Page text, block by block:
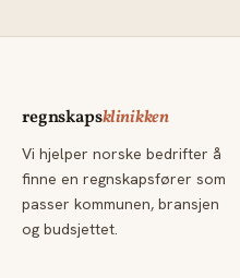
regnskapsklinikken
Vi hjelper norske bedrifter å
finne en regnskapsfører som
passer kommunen, bransjen
og budsjettet.